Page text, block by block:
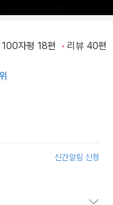
100자평 18편 리뷰 40편
신간알림 신청